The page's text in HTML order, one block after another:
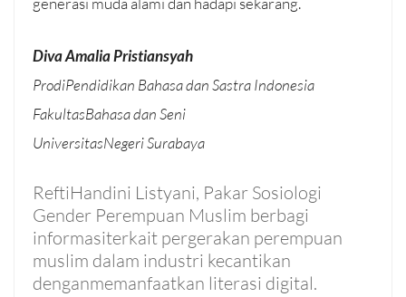
Diva Amalia Pristiansyah
ProdiPendidikan Bahasa dan Sastra Indonesia
FakultasBahasa dan Seni
UniversitasNegeri Surabaya
ReftiHandini Listyani, Pakar Sosiologi
Gender Perempuan Muslim berbagi
informasiterkait pergerakan perempuan
muslim dalam industri kecantikan
denganmemanfaatkan literasi digital.